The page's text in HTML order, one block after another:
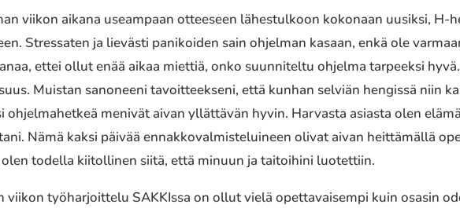
viikon aikana useampaan otteeseen lähestulkoon kokonaan uusiksi, H-
Stressaten ja lievästi panikoiden sain ohjelman kasaan, enkä ole
ettei ollut enää aikaa miettiä, onko suunniteltu ohjelma tarpeeksi
Muistan sanoneeni tavoitteekseni, että kunhan selviän hengissä niin
ohjelmahetkeä menivät aivan yllättävän hyvin. Harvasta asiasta olen
Nämä kaksi päivää ennakkovalmisteluineen olivat aivan heittämällä
todella kiitollinen siitä, että minuun ja taitoihini luotettiin.
viikon työharjoittelu SAKKIssa on ollut vielä opettavaisempi kuin osasin